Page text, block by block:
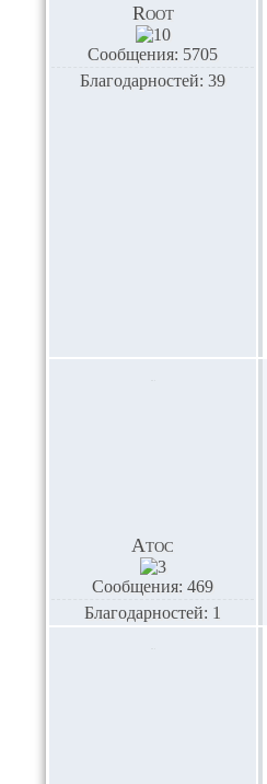
Root
Сообщения: 5705
Благодарностей: 39
Атос
Сообщения: 469
Благодарностей: 1